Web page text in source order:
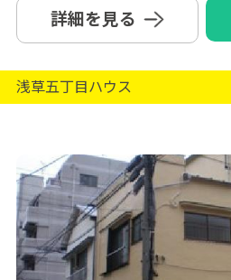
詳細を見る
浅草五丁目ハウス